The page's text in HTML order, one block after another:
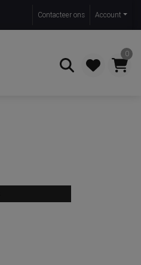
Contacteer ons Account
0